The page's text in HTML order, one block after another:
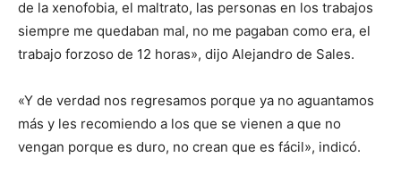
de la xenofobia, el maltrato, las personas en los trabajos
siempre me quedaban mal, no me pagaban como era, el
trabajo forzoso de 12 horas», dijo Alejandro de Sales.
«Y de verdad nos regresamos porque ya no aguantamos
más y les recomiendo a los que se vienen a que no
vengan porque es duro, no crean que es fácil», indicó.